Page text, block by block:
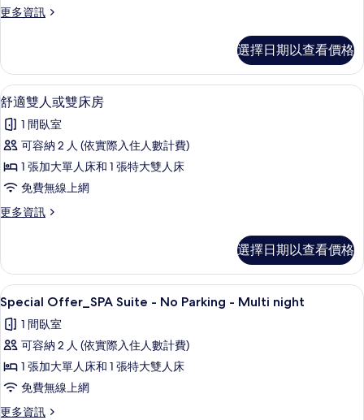
或
床
房
的
所
有
相
片
更多資訊
更
雙
人
或
床
房
詳
情
選擇日期以查看價格
顯
示
舒
適
雙
或
床
房
的
所
有
相
片
23
舒適雙人或雙床房
1 間臥室
可容納 2 人 (依實際入住人數計費)
1 張加大單人床和 1 張特大雙人床
免費無線上網
更多資訊
更
雙
人
或
雙
床
房
詳
情
選擇日期以查看價格
顯
示
Special
Offer_SPA
Suite
-
No
23
Special Offer_SPA Suite - No Parking - Multi night
1 間臥室
可容納 2 人 (依實際入住人數計費)
1 張加大單人床和 1 張特大雙人床
免費無線上網
更多資訊
更